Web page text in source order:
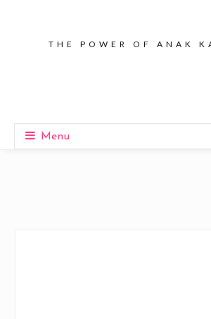
THE POWER OF ANAK
Menu